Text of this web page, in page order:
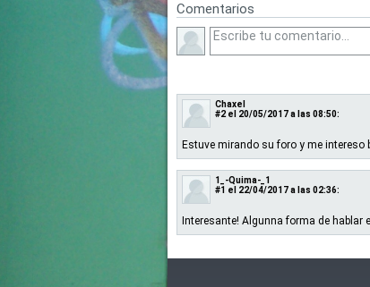
Comentarios
Chaxel
#2 el 20/05/2017 a las 08:50:
Estuve mirando su foro y me
1_-Quima-_1
#1 el 22/04/2017 a las 02:36:
Interesante! Algunna forma de hablar